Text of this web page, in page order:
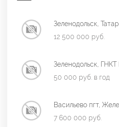
Зеленодольск,
12 500 000 руб.
Зеленодольск,
50 000 руб. в год
Васильево пгт,
7 600 000 руб.